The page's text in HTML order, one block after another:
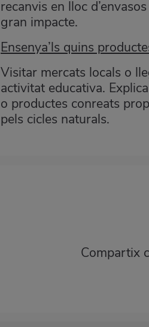
recanvis en lloc
gran impacte.
Ensenya’ls quins
Visitar mercats locals o
activitat educativa.
o productes conreats
pels cicles naturals.
Compartix